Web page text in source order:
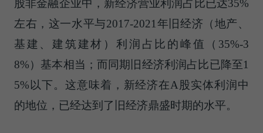
股非金融企业中，新经济营业利润占比已达35%
左右，这一水平与2017-2021年旧经济（地产、
基建、建筑建材）利润占比的峰值（35%-3
8%）基本相当；而同期旧经济利润占比已降至1
5%以下。这意味着，新经济在A股实体利润中
的地位，已经达到了旧经济鼎盛时期的水平。